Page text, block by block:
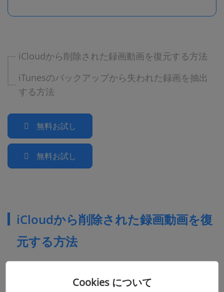
iCloudから削除された録画動画を復元する方法
iTunesのバックアップから失われた録画を抽出
する方法
無料お試し
無料お試し
iCloudから削除された録画動画を復
元する方法
クアップファイルから復元」を選択します。
Cookies について